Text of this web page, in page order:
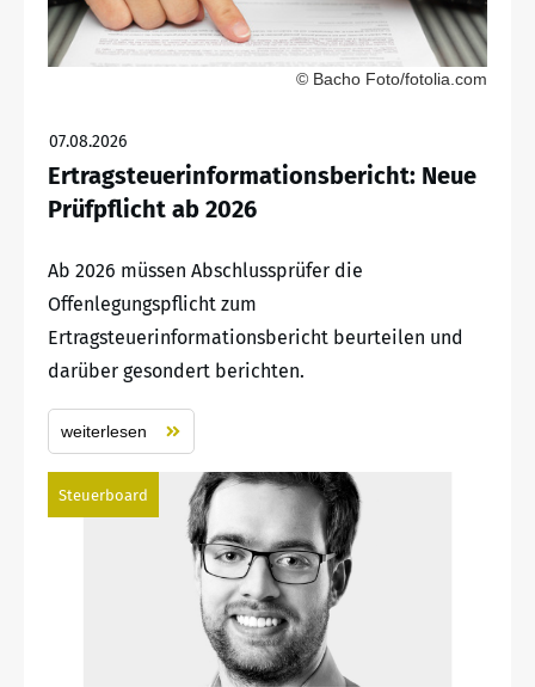
© Bacho Foto/fotolia.com
07.08.2026
Ertragsteuerinformationsbericht: Neue
Prüfpflicht ab 2026
Ab 2026 müssen Abschlussprüfer die
Offenlegungspflicht zum
Ertragsteuerinformationsbericht beurteilen und
darüber gesondert berichten.
weiterlesen
Steuerboard